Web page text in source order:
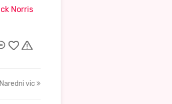
Norris
| Naredni vic